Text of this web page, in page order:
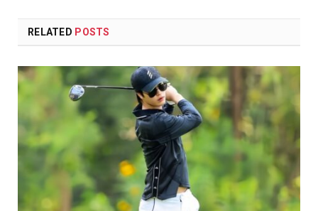
RELATED POSTS